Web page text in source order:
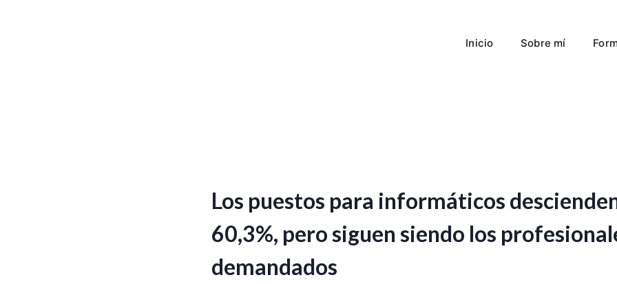
Inicio Sobre mí
Los puestos para informáticos
60,3%, pero siguen siendo los
demandados